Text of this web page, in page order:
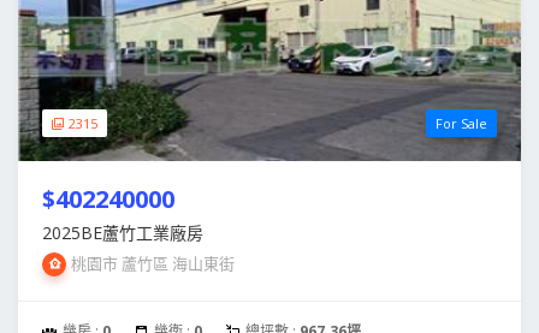
2315 For Sale
$402240000
2025BE蘆竹工業廠房
桃園市 蘆竹區 海山東街